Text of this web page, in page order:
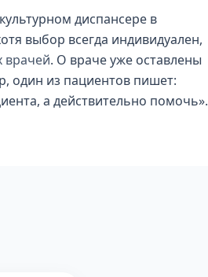
диспансере в
выбор всегда индивидуален,
врачей. О враче уже оставлены
один из пациентов пишет:
а действительно помочь».